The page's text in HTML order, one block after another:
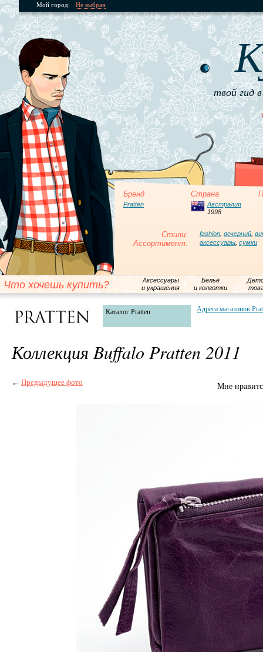
Мой город: Не выбран
твой гид
Бренд Страна
Pratten
Австралия
1998
Стили: fashion вечерний
Ассортимент: аксессуары сумки
Что хочешь купить?
Аксессуары
и украшения
Бельё
и колготки
Каталог Pratten Адреса магазинов
Коллекция Buffalo Pratten 2011
← Предыдущее фото Мне